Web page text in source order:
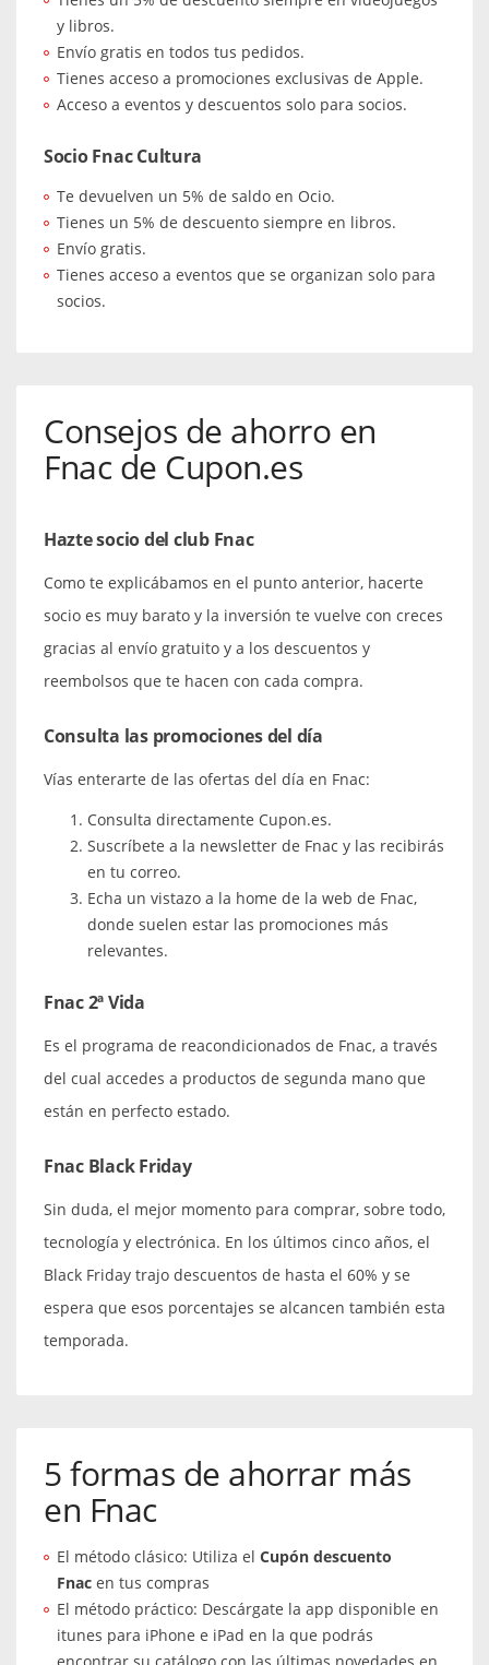
y libros.
Envío gratis en todos tus pedidos.
Tienes acceso a promociones exclusivas de Apple.
Acceso a eventos y descuentos solo para socios.
Socio Fnac Cultura
Te devuelven un 5% de saldo en Ocio.
Tienes un 5% de descuento siempre en libros.
Envío gratis.
Tienes acceso a eventos que se organizan solo para
socios.
Consejos de ahorro en
Fnac de Cupon.es
Hazte socio del club Fnac
Como te explicábamos en el punto anterior, hacerte
socio es muy barato y la inversión te vuelve con creces
gracias al envío gratuito y a los descuentos y
reembolsos que te hacen con cada compra.
Consulta las promociones del día
Vías enterarte de las ofertas del día en Fnac:
Consulta directamente Cupon.es.
Suscríbete a la newsletter de Fnac y las recibirás
en tu correo.
Echa un vistazo a la home de la web de Fnac,
donde suelen estar las promociones más
relevantes.
Fnac 2ª Vida
Es el programa de reacondicionados de Fnac, a través
del cual accedes a productos de segunda mano que
están en perfecto estado.
Fnac Black Friday
Sin duda, el mejor momento para comprar, sobre todo,
tecnología y electrónica. En los últimos cinco años, el
Black Friday trajo descuentos de hasta el 60% y se
espera que esos porcentajes se alcancen también esta
temporada.
5 formas de ahorrar más
en Fnac
El método clásico: Utiliza el Cupón descuento
Fnac en tus compras
El método práctico: Descárgate la app disponible en
itunes para iPhone e iPad en la que podrás